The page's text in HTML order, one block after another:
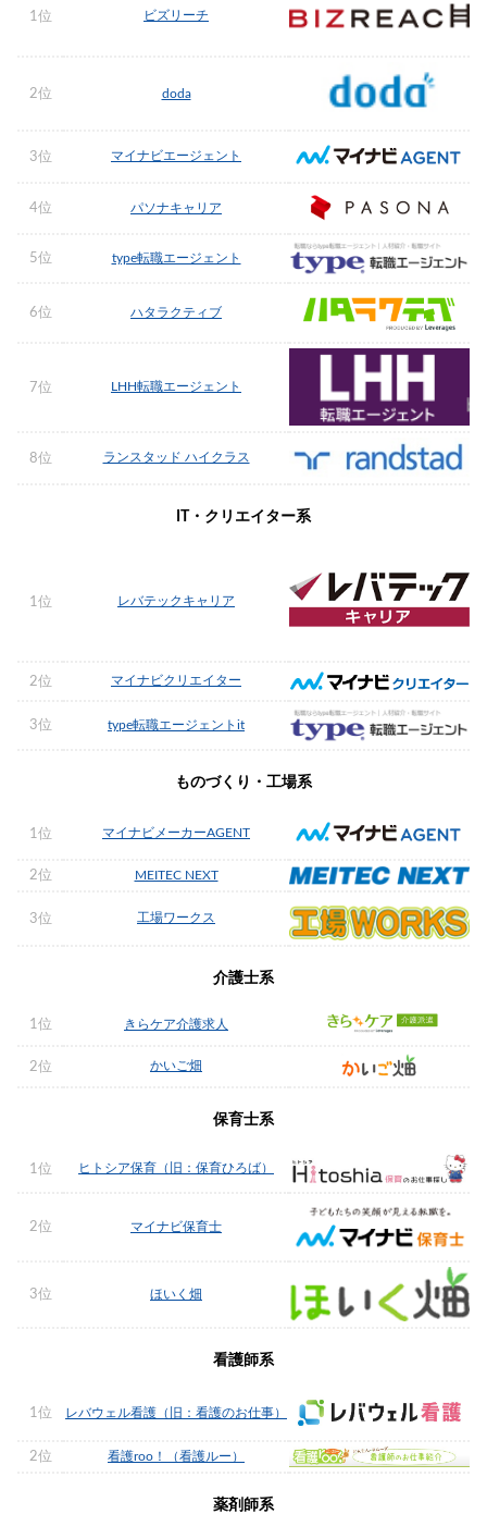
1位 ビズリーチ
2位 doda
3位 マイナビエージェント
4位 パソナキャリア
5位 type転職エージェント
6位 ハタラクティブ
7位 LHH転職エージェント
8位 ランスタッド ハイクラス
IT・クリエイター系
1位 レバテックキャリア
2位 マイナビクリエイター
3位 type転職エージェントit
ものづくり・工場系
1位 マイナビメーカーAGENT
2位 MEITEC NEXT
3位 工場ワークス
介護士系
1位 きらケア介護求人
2位 かいご畑
保育士系
1位 ヒトシア保育（旧：保育ひろば）
2位 マイナビ保育士
3位 ほいく畑
看護師系
1位 レバウェル看護（旧：看護のお仕事）
2位 看護roo！（看護ルー）
薬剤師系